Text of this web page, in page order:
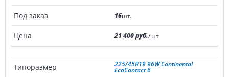
16шт.
21 400 руб./шт
225/45R19 96W Continental
EcoContact 6